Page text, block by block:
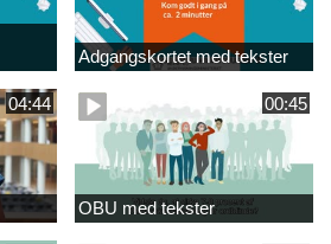
Adgangskortet med tekster
04:44 00:45
OBU med tekster